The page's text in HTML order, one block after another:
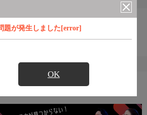
題が発生しました[error]
OK
すめ番組
報